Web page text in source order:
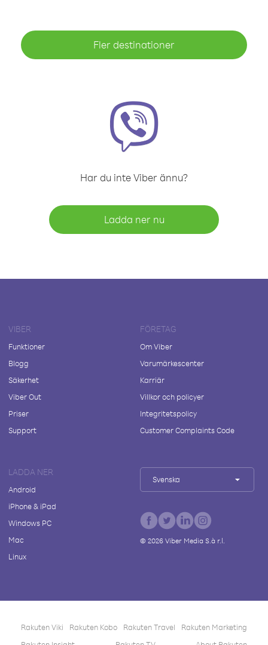
Fler destinationer
Har du inte Viber ännu?
Ladda ner nu
VIBER
Funktioner
Blogg
Säkerhet
Viber Out
Priser
Support
FÖRETAG
Om Viber
Varumärkescenter
Karriär
Villkor och policyer
Integritetspolicy
Customer Complaints Code
LADDA NER
Android
iPhone & iPad
Windows PC
Mac
Linux
Svenska
© 2026Viber Media S.à r.l.
Rakuten Viki Rakuten Kobo Rakuten Travel
Rakuten Marketing